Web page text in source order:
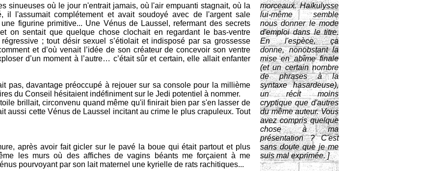
morceaux. Haïkulysse
lui-même semble
nous donner le mode
d'emploi dans le titre.
En l'espèce, ça
donne, nonobstant la
mise en abîme finale
(et un certain nombre
de phrases à la
syntaxe hasardeuse),
un récit moins
cryptique que d'autres
du même auteur. Vous
avez compris quelque
chose à ma
présentation ? C'est
sans doute que je me
suis mal exprimée. ]
sinueuses où le jour n'entrait jamais, où l'air empuanti stagnait, où la
il l'assumait complétement et avait soudoyé avec de l'argent sale
figurine primitive... Une Vénus de Laussel, refermant des secrets
on sentait que quelque chose clochait en regardant le bas-ventre
; tout désir sexuel s’étiolait et indisposé par sa grossesse
et d’où venait l’idée de son créateur de concevoir son ventre
d’un moment à l’autre… c’était sûr et certain, elle allait enfanter
pas, davantage préoccupé à rejouer sur sa console pour la millième
du Conseil hésitaient indéfiniment sur le Jedi potentiel à nommer.
brillait, circonvenu quand même qu'il finirait bien par s'en lasser de
aussi cette Vénus de Laussel incitant au crime le plus crapuleux. Tout
après avoir fait gicler sur le pavé la boue qui était partout et plus
les murs où des affiches de vagins béants me forçaient à me
pourvoyant par son lait maternel une kyrielle de rats rachitiques...